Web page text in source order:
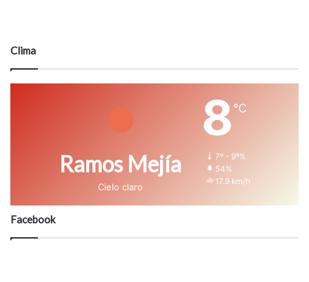
Clima
Ramos Mejía
Cielo claro
8 ℃
7º - 9º%
54%
17.9 km/h
Facebook